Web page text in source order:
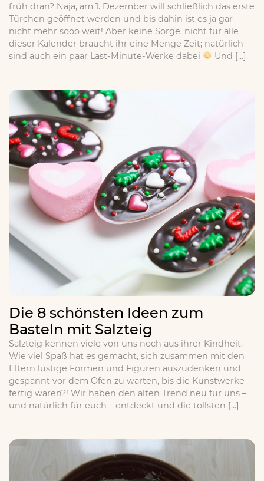
früh dran? Naja, am 1. Dezember will schließlich das erste
Türchen geöffnet werden und bis dahin ist es ja gar
nicht mehr sooo weit! Aber keine Sorge, nicht für alle
dieser Kalender braucht ihr eine Menge Zeit; natürlich
sind auch ein paar Last-Minute-Werke dabei
Und […]
Die 8 schönsten Ideen zum
Basteln mit Salzteig
Salzteig kennen viele von uns noch aus ihrer Kindheit.
Wie viel Spaß hat es gemacht, sich zusammen mit den
Eltern lustige Formen und Figuren auszudenken und
gespannt vor dem Ofen zu warten, bis die Kunstwerke
fertig waren?! Wir haben den alten Trend neu für uns –
und natürlich für euch – entdeckt und die tollsten […]